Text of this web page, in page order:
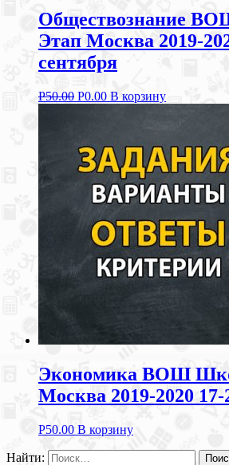
Обществознание
Этап Москва 2019-
сентября
Р50.00 Р0.00 В корзину
Экономика ВОШ
Москва 2019-2020 17-
Р50.00 В корзину
Найти: